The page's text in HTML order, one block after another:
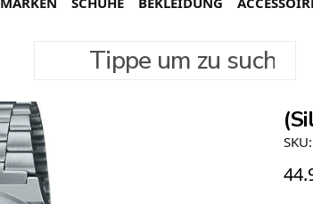
Tippe um zu suchen